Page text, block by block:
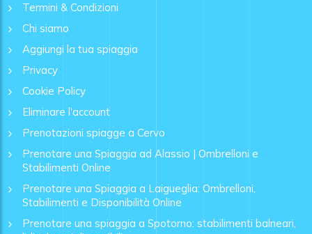
Termini & Condizioni
Chi siamo
Aggiungi la tua spiaggia
Privacy
Cookie Policy
Eliminare l'account
Prenotazioni spiagge a Cervo
Prenotare una Spiaggia ad Alassio | Ombrelloni e
Stabilimenti Online
Prenotare una Spiaggia a Laigueglia: Ombrelloni,
Stabilimenti e Disponibilità Online
Prenotare una spiaggia a Spotorno: stabilimenti balneari,